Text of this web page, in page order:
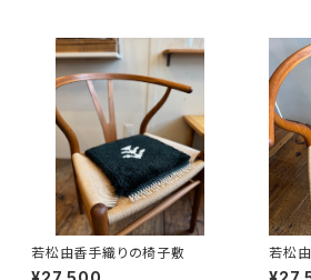
若松由香手織りの椅子敷 若松